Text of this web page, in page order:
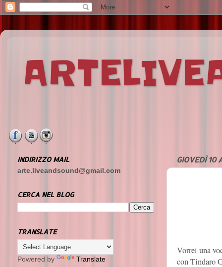
GIOVEDÌ 10
Vorrei una
con Tindaro
INDIRIZZO MAIL
arte.liveandsound@gmail.com
CERCA NEL BLOG
TRANSLATE
Powered by Translate